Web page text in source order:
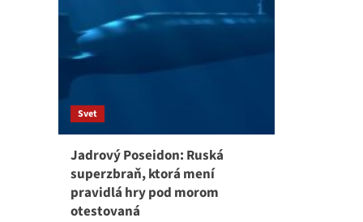
Svet
Jadrový Poseidon: Ruská
superzbraň, ktorá mení
pravidlá hry pod morom
otestovaná